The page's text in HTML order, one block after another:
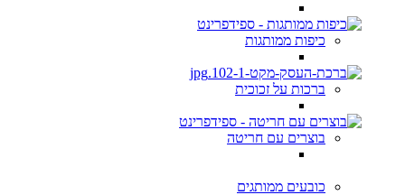
כיפות ממותגות
ברכות על זכוכית
בוצרים עם חריטה
כובעים ממותגים